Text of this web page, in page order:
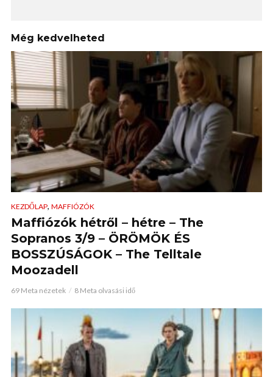
Még kedvelheted
KEZDŐLAP, MAFFIÓZÓK
Maffiózók hétről – hétre – The
Sopranos 3/9 – ÖRÖMÖK ÉS
BOSSZÚSÁGOK – The Telltale
Moozadell
69 Meta nézetek 8 Meta olvasási idő